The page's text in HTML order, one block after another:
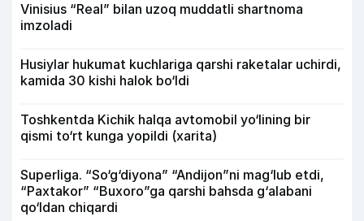
Vinisius “Real” bilan uzoq muddatli shartnoma
imzoladi
Husiylar hukumat kuchlariga qarshi raketalar uchirdi,
kamida 30 kishi halok bo‘ldi
Toshkentda Kichik halqa avtomobil yo‘lining bir
qismi to‘rt kunga yopildi (xarita)
Superliga. “So‘g‘diyona” “Andijon”ni mag‘lub etdi,
“Paxtakor” “Buxoro”ga qarshi bahsda g‘alabani
qo‘ldan chiqardi